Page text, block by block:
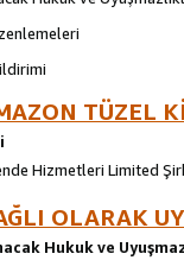
TÜZEL
Hizmetleri Limited
OLARAK
Hukuk ve